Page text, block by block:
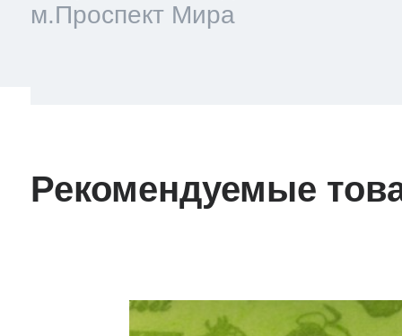
м.Проспект Мира
Рекомендуемые